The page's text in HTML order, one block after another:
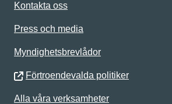
Kontakta oss
Press och media
Myndighetsbrevlådor
Förtroendevalda politiker
Alla våra verksamheter